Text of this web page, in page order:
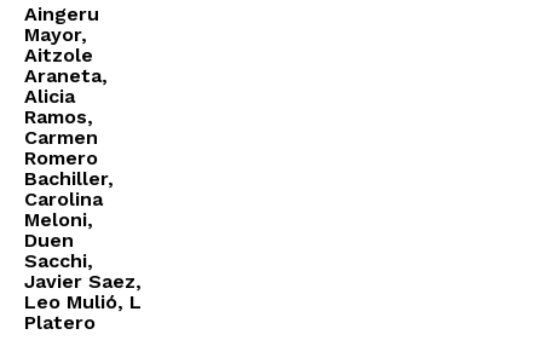
Aingeru
Mayor,
Aitzole
Araneta,
Alicia
Ramos,
Carmen
Romero
Bachiller,
Carolina
Meloni,
Duen
Sacchi,
Javier Saez,
Leo Mulió, L
Platero